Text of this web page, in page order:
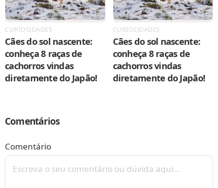
CURIOSIDADES
Cães do sol nascente:
conheça 8 raças de
cachorros vindas
diretamente do Japão!
CURIOSIDADES
Cães do sol nascente:
conheça 8 raças de
cachorros vindas
diretamente do Japão!
Comentários
Comentário